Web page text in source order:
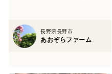
長野県長野市
あおぞらファーム